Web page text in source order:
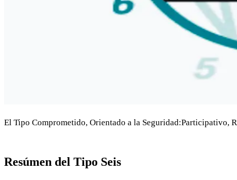
El Tipo Comprometido, Orientado a la Seguridad:Participativo,
Resúmen del Tipo Seis